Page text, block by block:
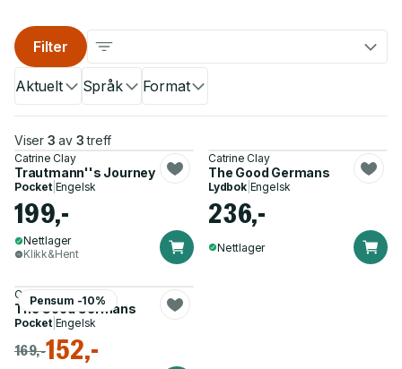
Aktuelt Språk Format
Filter
Viser 3 av 3 treff
Catrine Clay
Trautmann''s Journey
Pocket| Engelsk
199,-
Nettlager
Klikk&Hent
Catrine Clay
The Good Germans
Lydbok| Engelsk
236,-
Nettlager
Pensum -10%
Catrine Clay
The Good Germans
Pocket| Engelsk
169,-152,-